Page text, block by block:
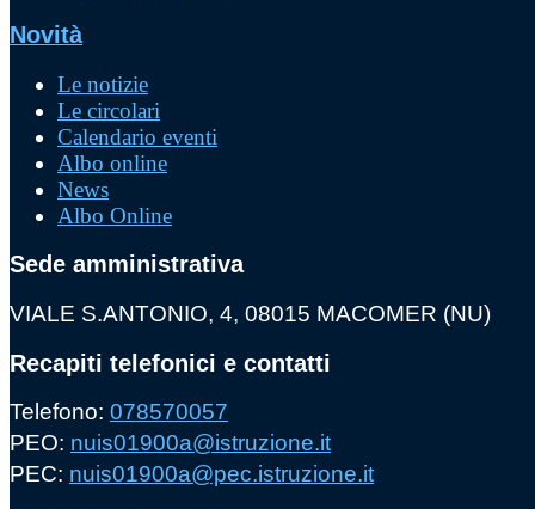
Novità
Le notizie
Le circolari
Calendario eventi
Albo online
News
Albo Online
Sede amministrativa
VIALE S.ANTONIO, 4, 08015 MACOMER (NU)
Recapiti telefonici e contatti
Telefono: 078570057
PEO: nuis01900a@istruzione.it
PEC: nuis01900a@pec.istruzione.it